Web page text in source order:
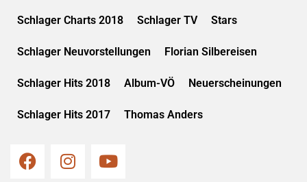
Schlager Charts 2018 Schlager TV Stars
Schlager Neuvorstellungen Florian Silbereisen
Schlager Hits 2018 Album-VÖ Neuerscheinungen
Schlager Hits 2017 Thomas Anders